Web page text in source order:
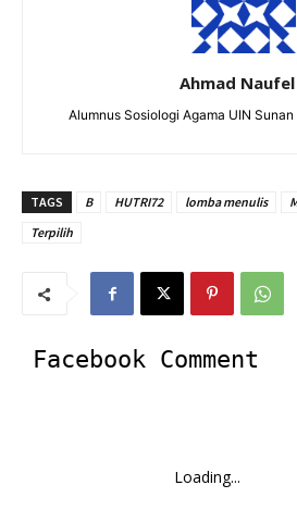
Ahmad
Alumnus Sosiologi Agama UIN
TAGS B HUTRI72 lomba menulis
Terpilih
Facebook Comment
Loading...